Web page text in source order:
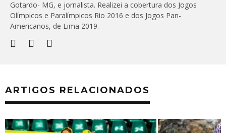
Gotardo- MG, e jornalista. Realizei a cobertura dos Jogos
Olímpicos e Paralímpicos Rio 2016 e dos Jogos Pan-
Americanos, de Lima 2019.
ARTIGOS RELACIONADOS